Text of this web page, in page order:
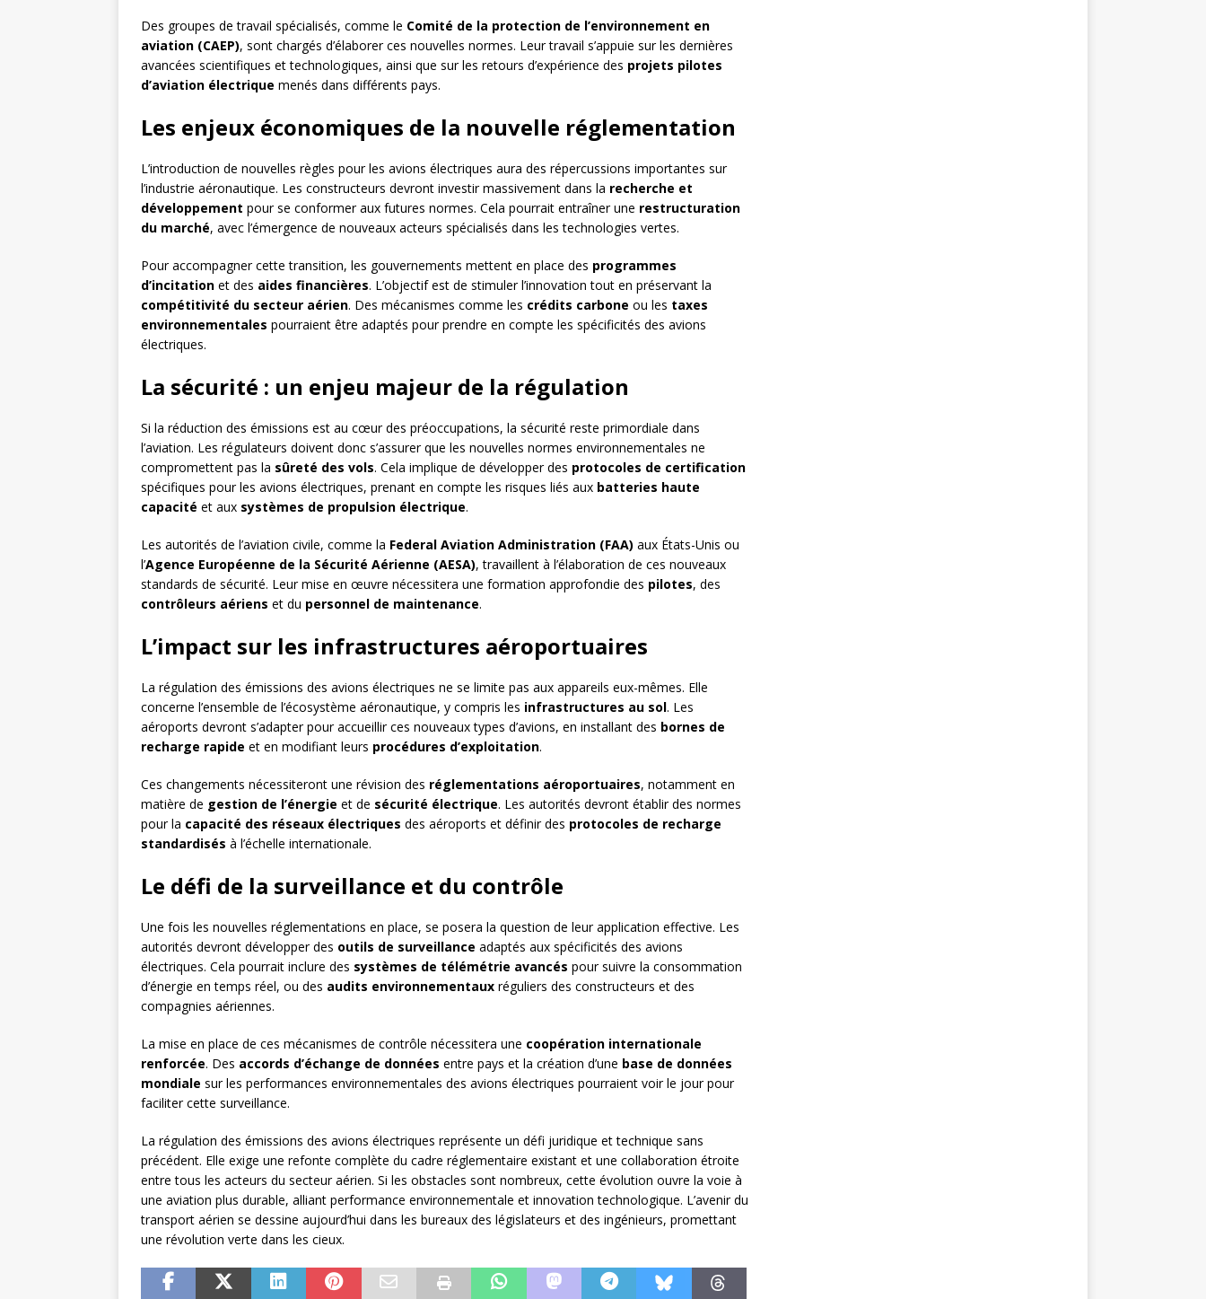
Des groupes de travail spécialisés, comme le Comité de la protection de l’environnement en
aviation (CAEP), sont chargés d’élaborer ces nouvelles normes. Leur travail s’appuie sur les dernières
avancées scientifiques et technologiques, ainsi que sur les retours d’expérience des projets pilotes
d’aviation électrique menés dans différents pays.
Les enjeux économiques de la nouvelle réglementation
L’introduction de nouvelles règles pour les avions électriques aura des répercussions importantes sur
l’industrie aéronautique. Les constructeurs devront investir massivement dans la recherche et
développement pour se conformer aux futures normes. Cela pourrait entraîner une restructuration
du marché, avec l’émergence de nouveaux acteurs spécialisés dans les technologies vertes.
Pour accompagner cette transition, les gouvernements mettent en place des programmes
d’incitation et des aides financières. L’objectif est de stimuler l’innovation tout en préservant la
compétitivité du secteur aérien. Des mécanismes comme les crédits carbone ou les taxes
environnementales pourraient être adaptés pour prendre en compte les spécificités des avions
électriques.
La sécurité : un enjeu majeur de la régulation
Si la réduction des émissions est au cœur des préoccupations, la sécurité reste primordiale dans
l’aviation. Les régulateurs doivent donc s’assurer que les nouvelles normes environnementales ne
compromettent pas la sûreté des vols. Cela implique de développer des protocoles de certification
spécifiques pour les avions électriques, prenant en compte les risques liés aux batteries haute
capacité et aux systèmes de propulsion électrique.
Les autorités de l’aviation civile, comme la Federal Aviation Administration (FAA) aux États-Unis ou
l’Agence Européenne de la Sécurité Aérienne (AESA), travaillent à l’élaboration de ces nouveaux
standards de sécurité. Leur mise en œuvre nécessitera une formation approfondie des pilotes, des
contrôleurs aériens et du personnel de maintenance.
L’impact sur les infrastructures aéroportuaires
La régulation des émissions des avions électriques ne se limite pas aux appareils eux-mêmes. Elle
concerne l’ensemble de l’écosystème aéronautique, y compris les infrastructures au sol. Les
aéroports devront s’adapter pour accueillir ces nouveaux types d’avions, en installant des bornes de
recharge rapide et en modifiant leurs procédures d’exploitation.
Ces changements nécessiteront une révision des réglementations aéroportuaires, notamment en
matière de gestion de l’énergie et de sécurité électrique. Les autorités devront établir des normes
pour la capacité des réseaux électriques des aéroports et définir des protocoles de recharge
standardisés à l’échelle internationale.
Le défi de la surveillance et du contrôle
Une fois les nouvelles réglementations en place, se posera la question de leur application effective. Les
autorités devront développer des outils de surveillance adaptés aux spécificités des avions
électriques. Cela pourrait inclure des systèmes de télémétrie avancés pour suivre la consommation
d’énergie en temps réel, ou des audits environnementaux réguliers des constructeurs et des
compagnies aériennes.
La mise en place de ces mécanismes de contrôle nécessitera une coopération internationale
renforcée. Des accords d’échange de données entre pays et la création d’une base de données
mondiale sur les performances environnementales des avions électriques pourraient voir le jour pour
faciliter cette surveillance.
La régulation des émissions des avions électriques représente un défi juridique et technique sans
précédent. Elle exige une refonte complète du cadre réglementaire existant et une collaboration étroite
entre tous les acteurs du secteur aérien. Si les obstacles sont nombreux, cette évolution ouvre la voie à
une aviation plus durable, alliant performance environnementale et innovation technologique. L’avenir du
transport aérien se dessine aujourd’hui dans les bureaux des législateurs et des ingénieurs, promettant
une révolution verte dans les cieux.